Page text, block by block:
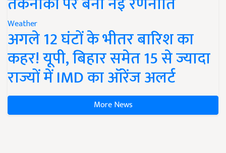
Weather
अगले 12 घंटों के भीतर बारिश का
कहर! यूपी, बिहार समेत 15 से ज्यादा
राज्यों में IMD का ऑरेंज अलर्ट
More News